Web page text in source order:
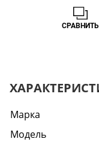
СРАВНИТЬ
Марка
Модель